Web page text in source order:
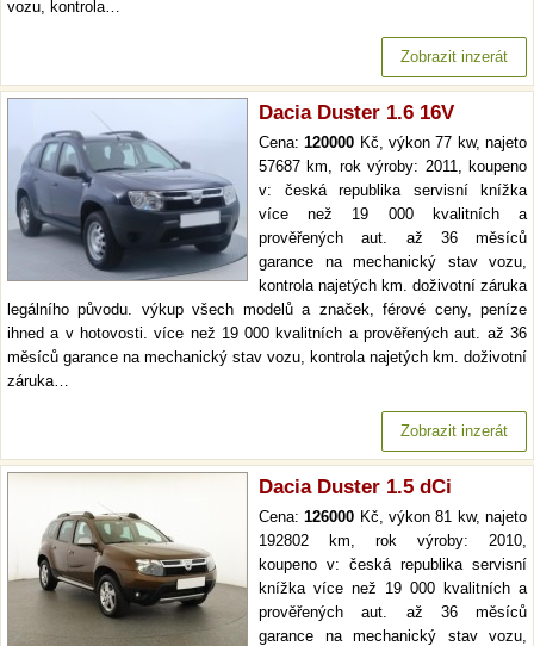
vozu, kontrola…
Zobrazit inzerát
Dacia Duster 1.6 16V
Cena:120000 Kč, výkon 77 kw, najeto
57687 km, rok výroby: 2011, koupeno
v: česká republika servisní knížka
více než 19 000 kvalitních a
prověřených aut. až 36 měsíců
garance na mechanický stav vozu,
kontrola najetých km. doživotní záruka
legálního původu. výkup všech modelů a značek, férové ceny, peníze
ihned a v hotovosti. více než 19 000 kvalitních a prověřených aut. až 36
měsíců garance na mechanický stav vozu, kontrola najetých km. doživotní
záruka…
Zobrazit inzerát
Dacia Duster 1.5 dCi
Cena:126000 Kč, výkon 81 kw, najeto
192802 km, rok výroby: 2010,
koupeno v: česká republika servisní
knížka více než 19 000 kvalitních a
prověřených aut. až 36 měsíců
garance na mechanický stav vozu,